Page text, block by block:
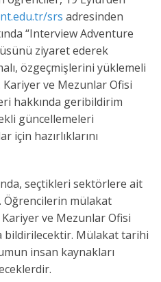
srs adresinden
“Interview Adventure
ziyaret ederek
özgeçmişlerini yüklemeli
Kariyer ve Mezunlar Ofisi
hakkında geribildirim
güncellemeleri
için hazırlıklarını
seçtikleri sektörlere ait
mülakat
ve Mezunlar Ofisi
bildirilecektir. Mülakat tarihi
insan kaynakları